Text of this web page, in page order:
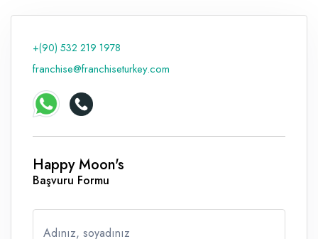
+(90) 532 219 1978
franchise@franchiseturkey.com
Happy Moon's
Başvuru Formu
Adınız, soyadınız